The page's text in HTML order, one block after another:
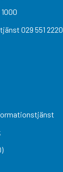
1000
029 551 2220